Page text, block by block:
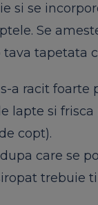
si se
Se
tava tapetata
a racit
lapte si frisca
copt).
dupa care se
trebuie